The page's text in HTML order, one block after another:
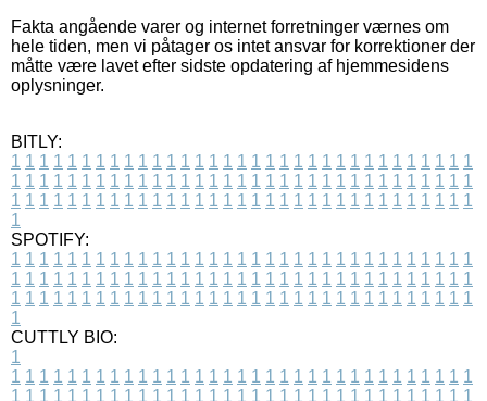
Fakta angående varer og internet forretninger værnes om
hele tiden, men vi påtager os intet ansvar for korrektioner der
måtte være lavet efter sidste opdatering af hjemmesidens
oplysninger.
BITLY:
1 1 1 1 1 1 1 1 1 1 1 1 1 1 1 1 1 1 1 1 1 1 1 1 1 1 1 1 1 1 1 1 1
1 1 1 1 1 1 1 1 1 1 1 1 1 1 1 1 1 1 1 1 1 1 1 1 1 1 1 1 1 1 1 1 1
1 1 1 1 1 1 1 1 1 1 1 1 1 1 1 1 1 1 1 1 1 1 1 1 1 1 1 1 1 1 1 1 1
1
SPOTIFY:
1 1 1 1 1 1 1 1 1 1 1 1 1 1 1 1 1 1 1 1 1 1 1 1 1 1 1 1 1 1 1 1 1
1 1 1 1 1 1 1 1 1 1 1 1 1 1 1 1 1 1 1 1 1 1 1 1 1 1 1 1 1 1 1 1 1
1 1 1 1 1 1 1 1 1 1 1 1 1 1 1 1 1 1 1 1 1 1 1 1 1 1 1 1 1 1 1 1 1
1
CUTTLY BIO:
1
1 1 1 1 1 1 1 1 1 1 1 1 1 1 1 1 1 1 1 1 1 1 1 1 1 1 1 1 1 1 1 1 1
1 1 1 1 1 1 1 1 1 1 1 1 1 1 1 1 1 1 1 1 1 1 1 1 1 1 1 1 1 1 1 1 1